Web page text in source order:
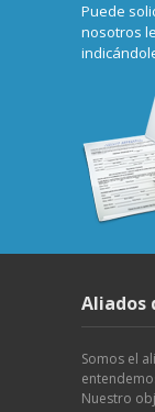
Puede
nosotros
Aliados
Somos el
Nuestro